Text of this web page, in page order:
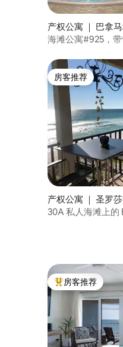
产权公寓 ｜ 巴拿
海滩公寓#925，
房客推荐
房客推荐
产权公寓 ｜ 圣罗
ta Rosa Beach）
30A 私人海滩上的
热门「房客推荐」
房客推荐